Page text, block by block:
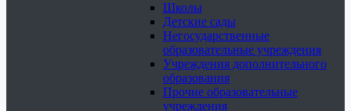
Школы
Детские сады
Негосударственные
образовательные учреждения
Учреждения дополнительного
образования
Прочие образовательные
учреждения